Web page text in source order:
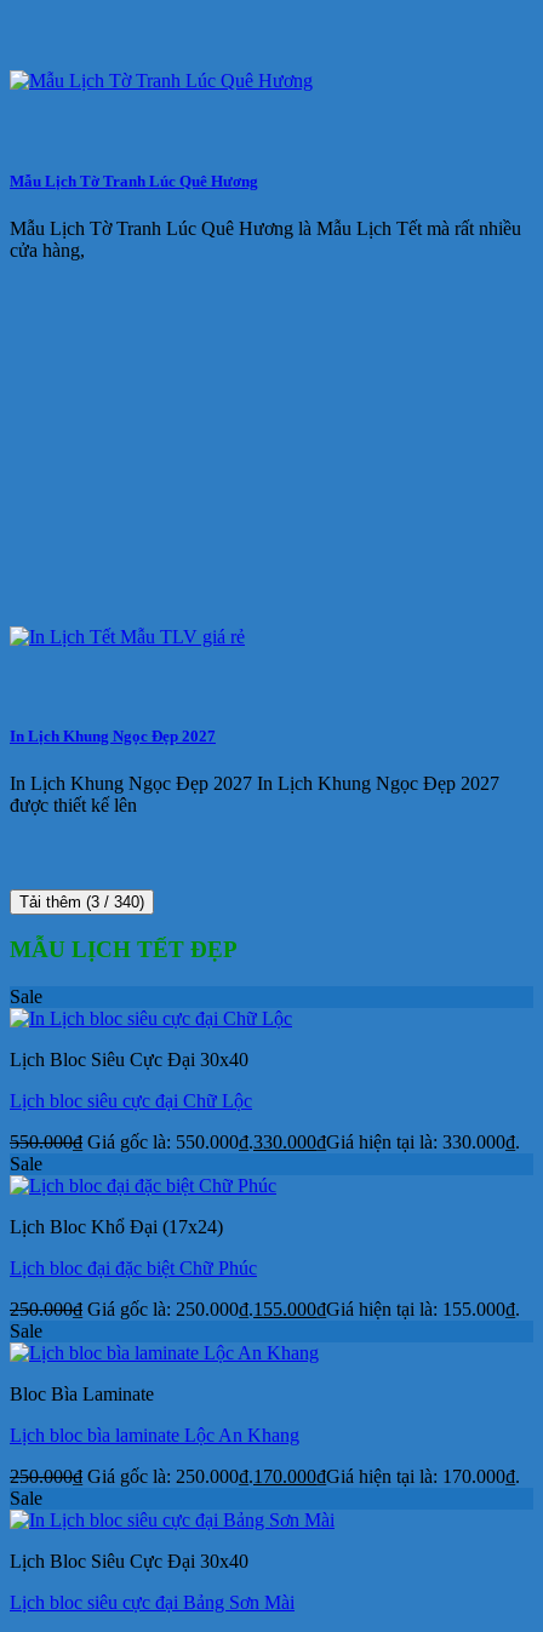
Mẫu Lịch Tờ Tranh Lúc Quê Hương
Mẫu Lịch Tờ Tranh Lúc Quê Hương là Mẫu Lịch Tết mà rất nhiều
cửa hàng,
In Lịch Khung Ngọc Đẹp 2027
In Lịch Khung Ngọc Đẹp 2027 In Lịch Khung Ngọc Đẹp 2027
được thiết kế lên
Tải thêm (3 / 340)
MẪU LỊCH TẾT ĐẸP
Sale
Lịch Bloc Siêu Cực Đại 30x40
Lịch bloc siêu cực đại Chữ Lộc
550.000₫ Giá gốc là: 550.000₫.330.000₫Giá hiện tại là: 330.000₫.
Sale
Lịch Bloc Khổ Đại (17x24)
Lịch bloc đại đặc biệt Chữ Phúc
250.000₫ Giá gốc là: 250.000₫.155.000₫Giá hiện tại là: 155.000₫.
Sale
Bloc Bìa Laminate
Lịch bloc bìa laminate Lộc An Khang
250.000₫ Giá gốc là: 250.000₫.170.000₫Giá hiện tại là: 170.000₫.
Sale
Lịch Bloc Siêu Cực Đại 30x40
Lịch bloc siêu cực đại Bảng Sơn Mài